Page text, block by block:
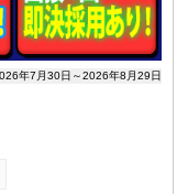
年7月30日～2026年8月29日